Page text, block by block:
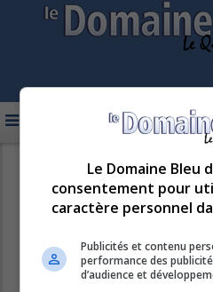
LE DOMAINE BLEULe Domaine Bleu
consentement pour
caractère personnel
Publicités et contenu
performance des
d’audience et